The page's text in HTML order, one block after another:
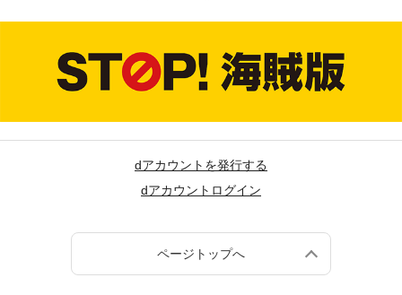
dアカウントを発行する
dアカウントログイン
ページトップへ